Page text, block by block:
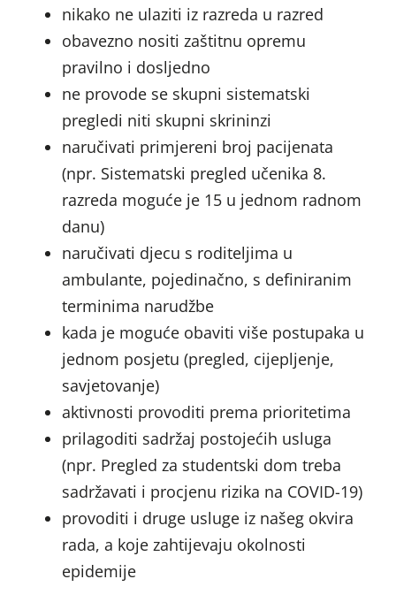
nikako ne ulaziti iz razreda u razred
obavezno nositi zaštitnu opremu
pravilno i dosljedno
ne provode se skupni sistematski
pregledi niti skupni skrininzi
naručivati primjereni broj pacijenata
(npr. Sistematski pregled učenika 8.
razreda moguće je 15 u jednom radnom
danu)
naručivati djecu s roditeljima u
ambulante, pojedinačno, s definiranim
terminima narudžbe
kada je moguće obaviti više postupaka u
jednom posjetu (pregled, cijepljenje,
savjetovanje)
aktivnosti provoditi prema prioritetima
prilagoditi sadržaj postojećih usluga
(npr. Pregled za studentski dom treba
sadržavati i procjenu rizika na COVID-19)
provoditi i druge usluge iz našeg okvira
rada, a koje zahtijevaju okolnosti
epidemije